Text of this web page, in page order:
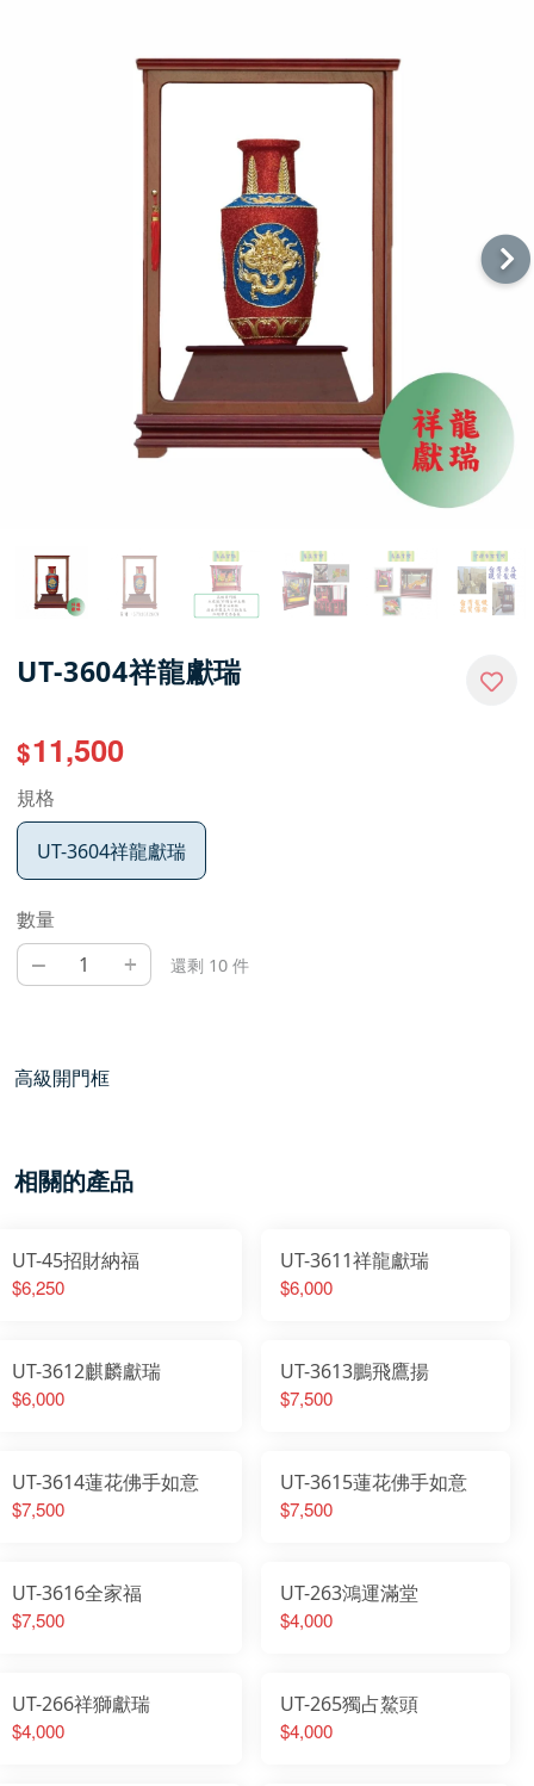
UT-3604祥龍獻瑞
$11,500
規格
UT-3604祥龍獻瑞
數量
– + 還剩 10 件
高級開門框
相關的產品
UT-45招財納福
$6,250
UT-3611祥龍獻瑞
$6,000
UT-3612麒麟獻瑞
$6,000
UT-3613鵬飛鷹揚
$7,500
UT-3614蓮花佛手如意
$7,500
UT-3615蓮花佛手如意
$7,500
UT-3616全家福
$7,500
UT-263鴻運滿堂
$4,000
UT-266祥獅獻瑞
$4,000
UT-265獨占鰲頭
$4,000